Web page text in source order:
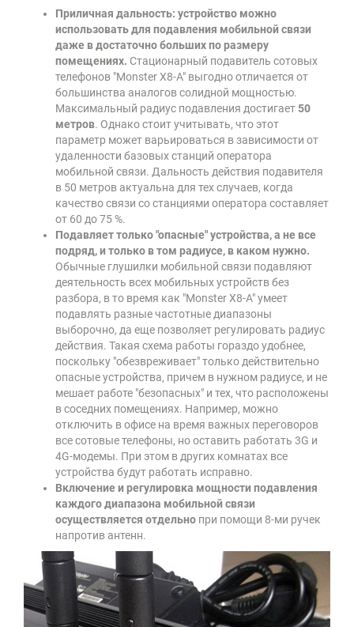
Приличная дальность: устройство можно
использовать для подавления мобильной связи
даже в достаточно больших по размеру
помещениях. Стационарный подавитель сотовых
телефонов "Monster X8-A" выгодно отличается от
большинства аналогов солидной мощностью.
Максимальный радиус подавления достигает50
метров. Однако стоит учитывать, что этот
параметр может варьироваться в зависимости от
удаленности базовых станций оператора
мобильной связи. Дальность действия подавителя
в 50 метров актуальна для тех случаев, когда
качество связи со станциями оператора составляет
от 60 до 75 %.
Подавляет только "опасные" устройства, а не все
подряд, и только в том радиусе, в каком нужно.
Обычные глушилки мобильной связи подавляют
деятельность всех мобильных устройств без
разбора, в то время как "Monster X8-A" умеет
подавлять разные частотные диапазоны
выборочно, да еще позволяет регулировать радиус
действия. Такая схема работы гораздо удобнее,
поскольку "обезвреживает" только действительно
опасные устройства, причем в нужном радиусе, и не
мешает работе "безопасных" и тех, что расположены
в соседних помещениях. Например, можно
отключить в офисе на время важных переговоров
все сотовые телефоны, но оставить работать 3G и
4G-модемы. При этом в других комнатах все
устройства будут работать исправно.
Включение и регулировка мощности подавления
каждого диапазона мобильной связи
осуществляется отдельно при помощи 8-ми ручек
напротив антенн.